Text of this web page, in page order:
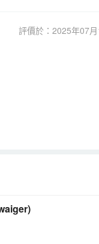
評價於：2025年07